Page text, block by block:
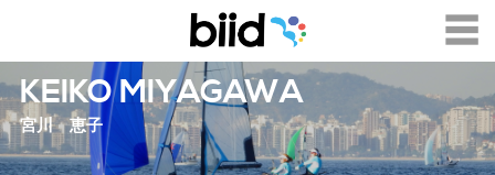
KEIKO MIYAGAWA
宮川 恵子